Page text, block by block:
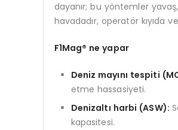
dayanır; bu yöntemler
havadadır, operatör kıyıda
F1Mag® ne yapar
Deniz mayını tespiti
etme hassasiyeti.
Denizaltı harbi (ASW):
kapasitesi.